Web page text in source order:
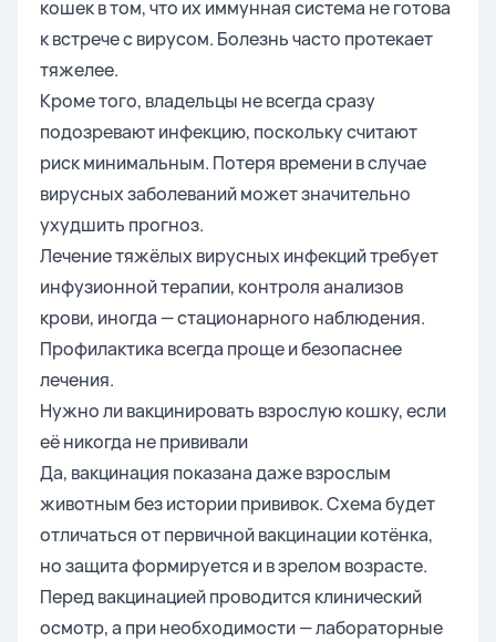
кошек в том, что их иммунная система не готова
к встрече с вирусом. Болезнь часто протекает
тяжелее.
Кроме того, владельцы не всегда сразу
подозревают инфекцию, поскольку считают
риск минимальным. Потеря времени в случае
вирусных заболеваний может значительно
ухудшить прогноз.
Лечение тяжёлых вирусных инфекций требует
инфузионной терапии, контроля анализов
крови, иногда — стационарного наблюдения.
Профилактика всегда проще и безопаснее
лечения.
Нужно ли вакцинировать взрослую кошку, если
её никогда не прививали
Да, вакцинация показана даже взрослым
животным без истории прививок. Схема будет
отличаться от первичной вакцинации котёнка,
но защита формируется и в зрелом возрасте.
Перед вакцинацией проводится клинический
осмотр, а при необходимости — лабораторные